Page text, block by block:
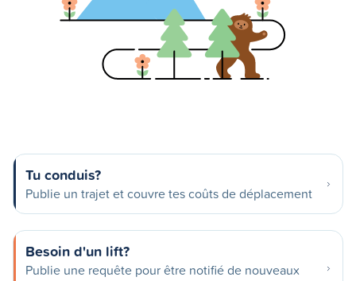
Tu conduis?
Publie un trajet et couvre tes coûts de déplacement
Besoin d'un lift?
Publie une requête pour être notifié de nouveaux